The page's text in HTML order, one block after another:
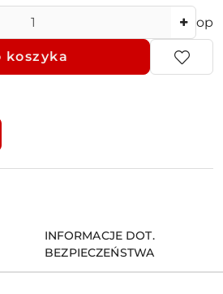
op
koszyka
INFORMACJE DOT.
BEZPIECZEŃSTWA